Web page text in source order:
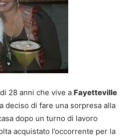
28 anni che vive a Fayetteville
deciso di fare una sorpresa alla
dopo un turno di lavoro
acquistato l’occorrente per la